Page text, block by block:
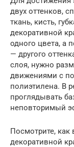
двух оттенков,
ткань, кисть,
декоративной
одного цвета, а
— другого
слоя, нужно
движениями с
полиэтилена. В
проглядывать
неповторимый
Посмотрите, как
декоративной